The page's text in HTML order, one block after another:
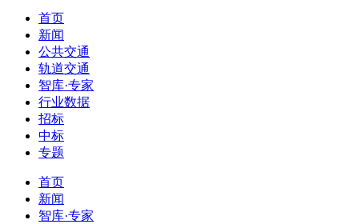
首页
新闻
公共交通
轨道交通
智库·专家
行业数据
招标
中标
专题
首页
新闻
智库·专家